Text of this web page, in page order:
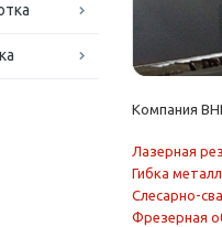
Компания
Лазерная
Гибка
Слесарно-
Фрезерная